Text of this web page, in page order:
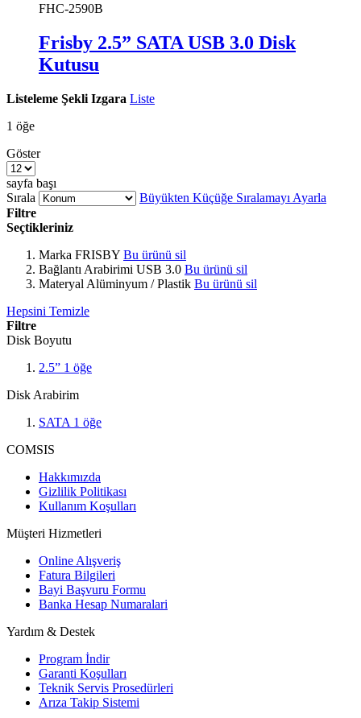
FHC-2590B
Frisby 2.5” SATA USB 3.0 Disk
Kutusu
Listeleme Şekli Izgara Liste
1 öğe
Göster
sayfa başı
Sırala
Büyükten Küçüğe Sıralamayı Ayarla
Filtre
Seçtikleriniz
Marka FRISBY Bu ürünü sil
Bağlantı Arabirimi USB 3.0 Bu ürünü sil
Materyal Alüminyum / Plastik Bu ürünü sil
Hepsini Temizle
Filtre
Disk Boyutu
2.5” 1 öğe
Disk Arabirim
SATA 1 öğe
COMSIS
Hakkımızda
Gizlilik Politikası
Kullanım Koşulları
Müşteri Hizmetleri
Online Alışveriş
Fatura Bilgileri
Bayi Başvuru Formu
Banka Hesap Numaralari
Yardım & Destek
Program İndir
Garanti Koşulları
Teknik Servis Prosedürleri
Arıza Takip Sistemi